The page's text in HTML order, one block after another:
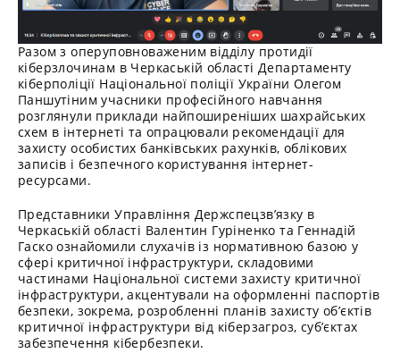
Разом з оперуповноваженим відділу протидії
кіберзлочинам в Черкаській області Департаменту
кіберполіції Національної поліції України Олегом
Паншутіним учасники професійного навчання
розглянули приклади найпоширеніших шахрайських
схем в інтернеті та опрацювали рекомендації для
захисту особистих банківських рахунків, облікових
записів і безпечного користування інтернет-
ресурсами.
Представники Управління Держспецзв’язку в
Черкаській області Валентин Гуріненко та Геннадій
Гаско ознайомили слухачів із нормативною базою у
сфері критичної інфраструктури, складовими
частинами Національної системи захисту критичної
інфраструктури, акцентували на оформленні паспортів
безпеки, зокрема, розробленні планів захисту об’єктів
критичної інфраструктури від кіберзагроз, суб’єктах
забезпечення кібербезпеки.